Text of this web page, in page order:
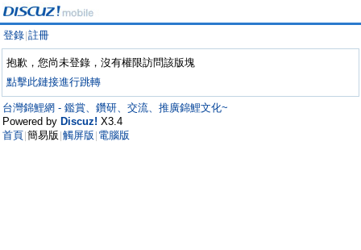
登錄 註冊
抱歉，您尚未登錄，沒有權限訪問該版塊
點擊此鏈接進行跳轉
台灣錦鯉網 - 鑑賞、鑽研、交流、推廣錦鯉文化~
Powered by Discuz! X3.4
首頁 簡易版 觸屏版 電腦版